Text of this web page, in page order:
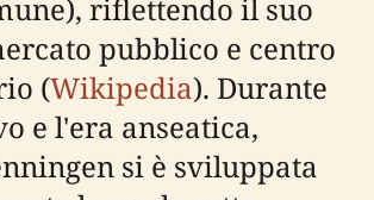
riflettendo il suo
pubblico e centro
(Wikipedia). Durante
e l'era anseatica,
si è sviluppata